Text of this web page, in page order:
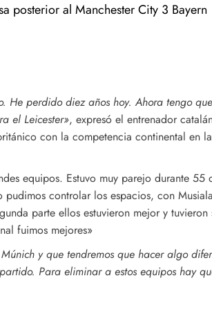
posterior al Manchester City 3 Bayern
He perdido diez años hoy. Ahora tengo que
el Leicester», expresó el entrenador
con la competencia continental en
equipos. Estuvo muy parejo durante 55
controlar los espacios, con
parte ellos estuvieron mejor y tuvieron
fuimos mejores»
y que tendremos que hacer algo
Para eliminar a estos equipos hay